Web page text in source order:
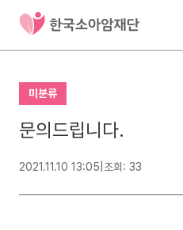
미분류
문의드립니다.
2021.11.10 13:05 조회: 33